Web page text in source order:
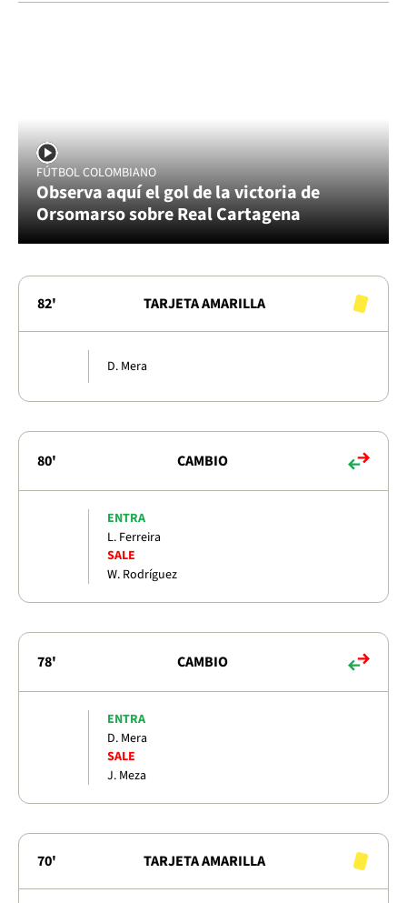
FÚTBOL COLOMBIANO
Observa aquí el gol de la victoria de
Orsomarso sobre Real Cartagena
82' TARJETA AMARILLA
D. Mera
80' CAMBIO
ENTRA
L. Ferreira
SALE
W. Rodríguez
78' CAMBIO
ENTRA
D. Mera
SALE
J. Meza
70' TARJETA AMARILLA